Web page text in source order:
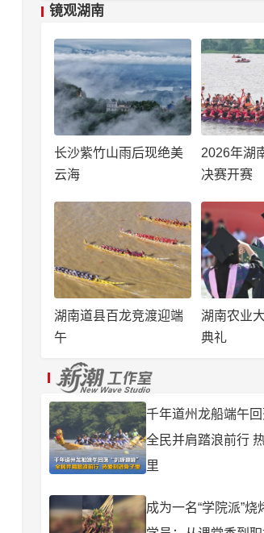
镜观湖南
长沙紫竹山雨后现绝美
云海
2026年湖
决赛开赛
湖南道县百龙竞渡迎端
午
湖南农业
典礼
千年道州龙船端午回
全民并肩踏浪前行
里
成为一名“学院派”烧